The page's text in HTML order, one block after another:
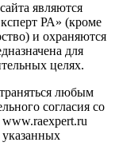
являются
РА» (кроме
и охраняются
для
целях.
любым
согласия со